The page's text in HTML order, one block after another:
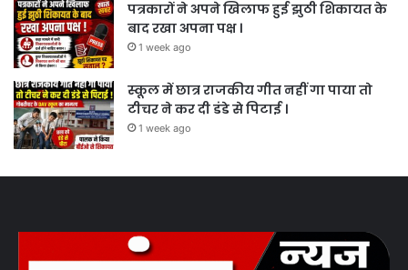
पत्रकारों ने अपने खिलाफ हुई झुठी शिकायत के
बाद रखा अपना पक्ष ।
1 week ago
स्कूल में छात्र राजकीय गीत नहीं गा पाया तो
टीचर ने कर दी डंडे से पिटाई ।
1 week ago